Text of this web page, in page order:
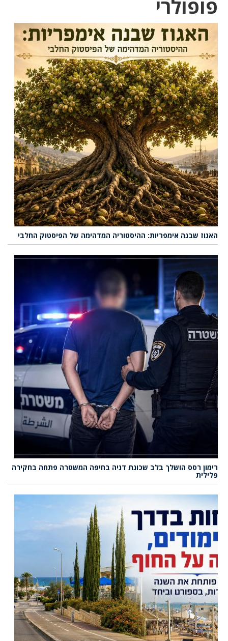
פופולרי
האגוז שבנה אימפריות: ההיסטוריה המדהימה של הפיסטוק החלבי
רימון רסס הושלך בלב שכונת דניה בחיפה המשטרה פתחה בחקירה
פלילית